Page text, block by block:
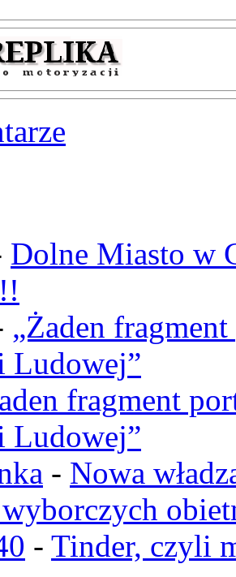
Dolne Miasto w
„Żaden
Ludowej”
fragment
Ludowej”
- Nowa
- Tinder, czyli